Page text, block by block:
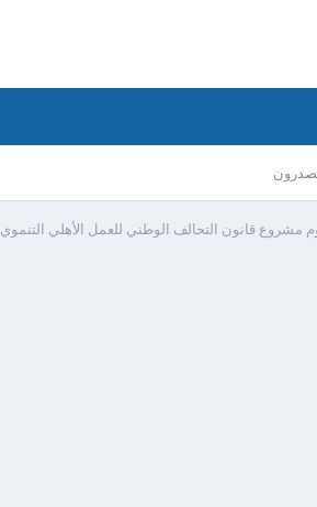
مشروع قانون التحالف الوطني للعمل الأهلي التنموي